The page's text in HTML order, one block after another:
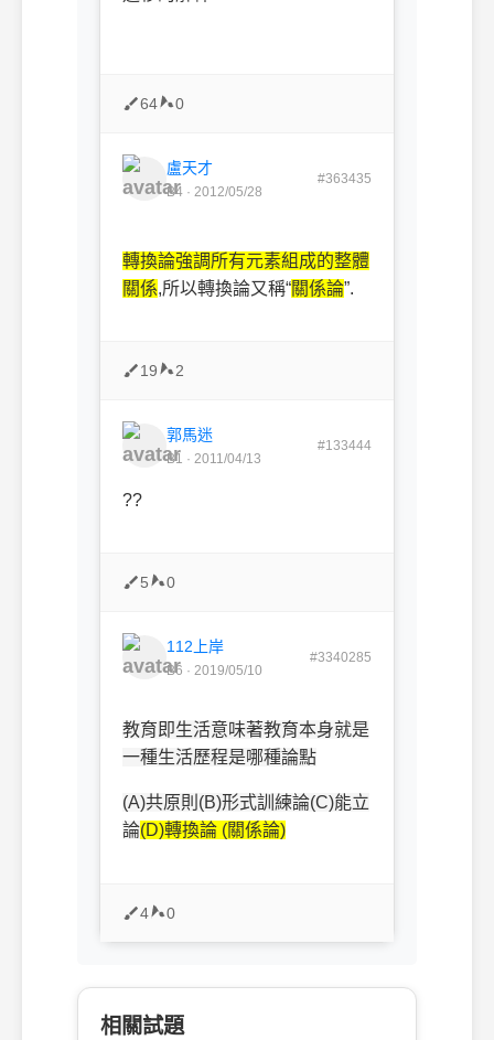
64 0
盧天才
B4 · 2012/05/28
#363435
轉換論強調所有元素組成的整體
關係,所以轉換論又稱“關係論”.
19 2
郭馬迷
B1 · 2011/04/13
#133444
??
5 0
112上岸
B6 · 2019/05/10
#3340285
教育即生活意味著教育本身就是
一種生活歷程是哪種論點
(A)共原則(B)形式訓練論(C)能立
論(D)轉換論 (關係論)
4 0
相關試題